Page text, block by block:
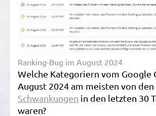
Ranking-Bug im August 2024
Welche Kategoriern vom Google
August 2024 am meisten von den
Schwankungen in den letzten 30
waren?